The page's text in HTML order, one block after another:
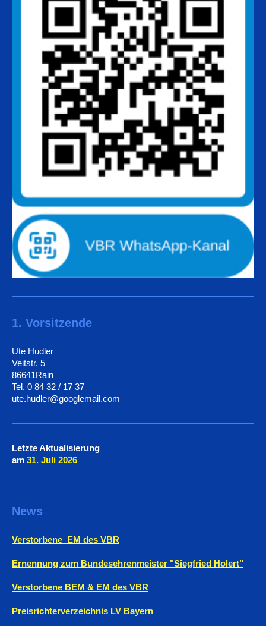
1. Vorsitzende
Ute Hudler
Veitstr. 5
86641Rain
Tel. 0 84 32 / 17 37
ute.hudler@googlemail.com
Letzte Aktualisierung
am 31. Juli 2026
News
Verstorbene EM des VBR
Ernennung zum Bundesehrenmeister "Siegfried Holert"
Verstorbene BEM & EM des VBR
Preisrichterverzeichnis LV Bayern